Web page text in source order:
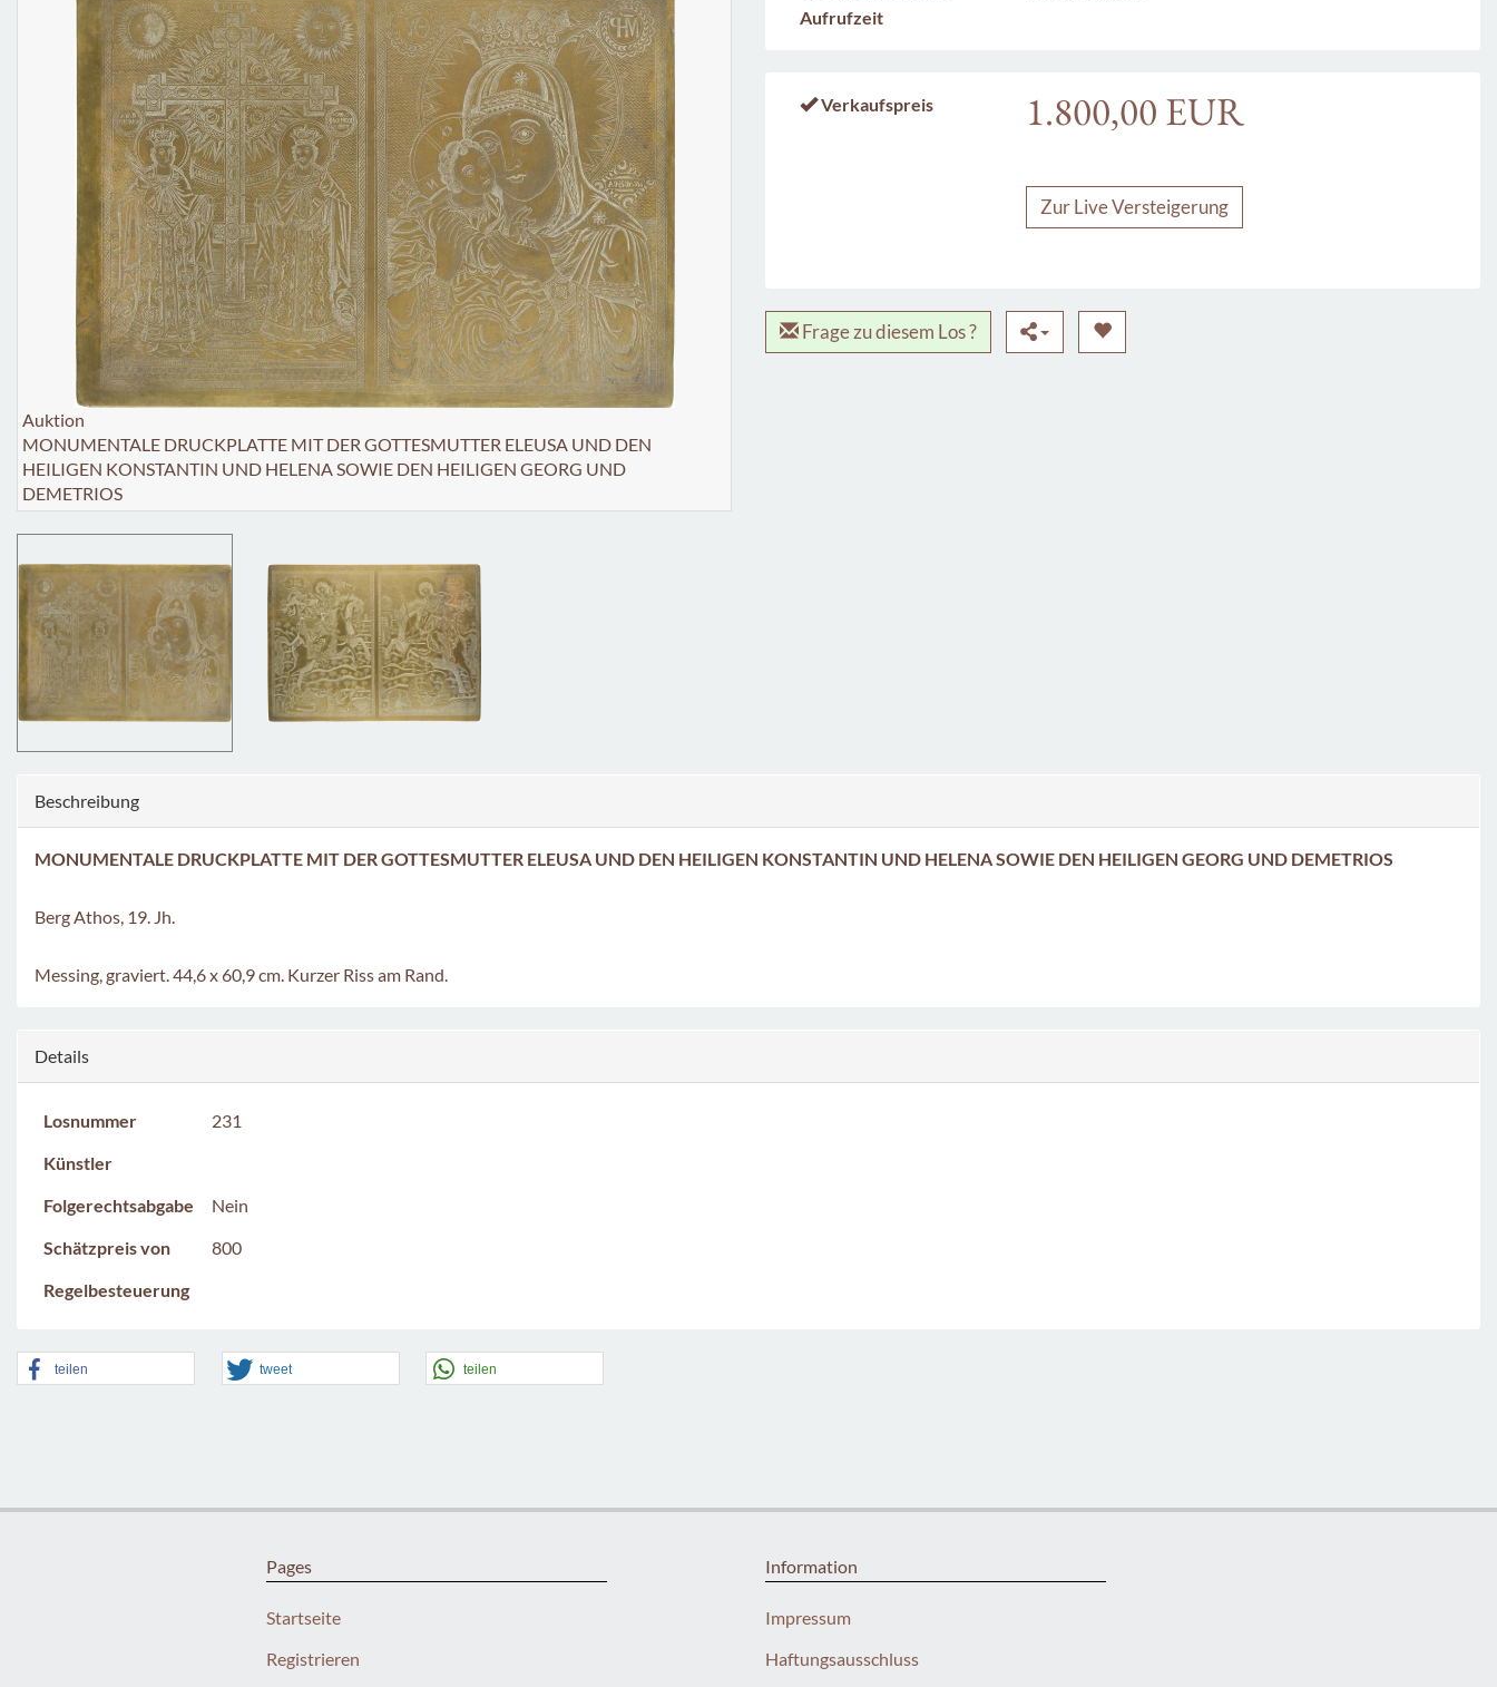
Auktion
MONUMENTALE DRUCKPLATTE MIT DER GOTTESMUTTER ELEUSA UND DEN
HEILIGEN KONSTANTIN UND HELENA SOWIE DEN HEILIGEN GEORG UND
DEMETRIOS
Aufrufzeit
Verkaufspreis 1.800,00 EUR
Zur Live Versteigerung
Frage zu diesem Los ?
Beschreibung
MONUMENTALE DRUCKPLATTE MIT DER GOTTESMUTTER ELEUSA UND DEN HEILIGEN KONSTANTIN UND HELENA SOWIE DEN HEILIGEN GEORG UND DEMETRIOS
Berg Athos, 19. Jh.
Messing, graviert. 44,6 x 60,9 cm. Kurzer Riss am Rand.
Details
Losnummer
231
Künstler
Folgerechtsabgabe
Nein
Schätzpreis von
800
Regelbesteuerung
teilen tweet teilen
Pages
Startseite
Registrieren
Information
Impressum
Haftungsausschluss